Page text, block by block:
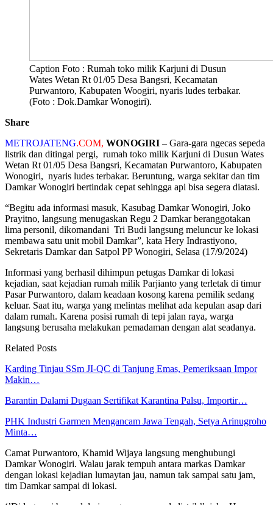
Caption Foto : Rumah toko milik Karjuni di Dusun
Wates Wetan Rt 01/05 Desa Bangsri, Kecamatan
Purwantoro, Kabupaten Woogiri, nyaris ludes terbakar.
(Foto : Dok.Damkar Wonogiri).
Share
METROJATENG.COM, WONOGIRI – Gara-gara ngecas sepeda
listrik dan ditingal pergi, rumah toko milik Karjuni di Dusun Wates
Wetan Rt 01/05 Desa Bangsri, Kecamatan Purwantoro, Kabupaten
Wonogiri, nyaris ludes terbakar. Beruntung, warga sekitar dan tim
Damkar Wonogiri bertindak cepat sehingga api bisa segera diatasi.
“Begitu ada informasi masuk, Kasubag Damkar Wonogiri, Joko
Prayitno, langsung menugaskan Regu 2 Damkar beranggotakan
lima personil, dikomandani Tri Budi langsung meluncur ke lokasi
membawa satu unit mobil Damkar”, kata Hery Indrastiyono,
Sekretaris Damkar dan Satpol PP Wonogiri, Selasa (17/9/2024)
Informasi yang berhasil dihimpun petugas Damkar di lokasi
kejadian, saat kejadian rumah milik Parjianto yang terletak di timur
Pasar Purwantoro, dalam keadaan kosong karena pemilik sedang
keluar. Saat itu, warga yang melintas melihat ada kepulan asap dari
dalam rumah. Karena posisi rumah di tepi jalan raya, warga
langsung berusaha melakukan pemadaman dengan alat seadanya.
Related Posts
Karding Tinjau SSm JI-QC di Tanjung Emas, Pemeriksaan Impor
Makin…
Barantin Dalami Dugaan Sertifikat Karantina Palsu, Importir…
PHK Industri Garmen Mengancam Jawa Tengah, Setya Arinugroho
Minta…
Camat Purwantoro, Khamid Wijaya langsung menghubungi
Damkar Wonogiri. Walau jarak tempuh antara markas Damkar
dengan lokasi kejadian lumaytan jau, namun tak sampai satu jam,
tim Damkar sampai di lokasi.